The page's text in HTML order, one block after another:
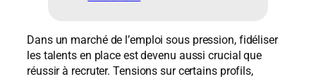
Dans un marché de l’emploi sous pression, fidéliser
les talents en place est devenu aussi crucial que
réussir à recruter. Tensions sur certains profils,